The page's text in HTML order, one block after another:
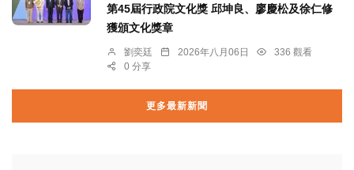
第45屆行政院文化獎 邱坤良、廖慶松及徐仁修
獲頒文化獎章
劉奕廷 2026年八月06日
336 觀看
0 分享
更多最新新聞